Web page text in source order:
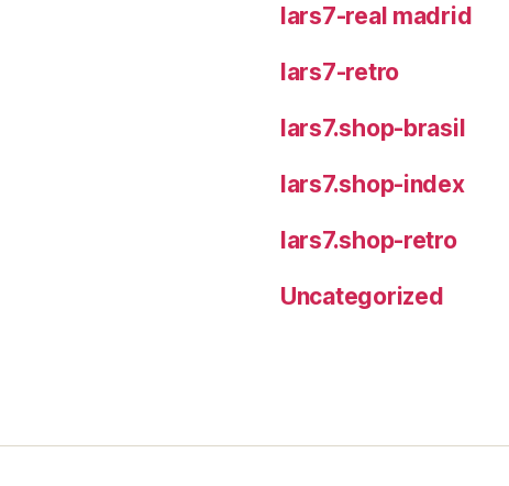
lars7-real madrid
lars7-retro
lars7.shop-brasil
lars7.shop-index
lars7.shop-retro
Uncategorized